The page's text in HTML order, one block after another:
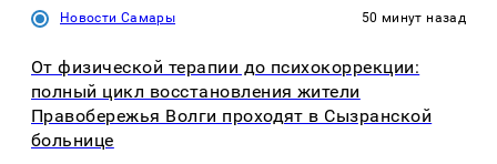
Новости Самары 50 минут назад
От физической терапии до психокоррекции:
полный цикл восстановления жители
Правобережья Волги проходят в Сызранской
больнице